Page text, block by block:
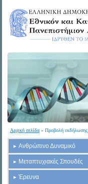
Αρχική σελίδα » Προβολή εκδήλωσης
Ανθρώπινο Δυναμικό
Μεταπτυχιακές Σπουδές
Έρευνα